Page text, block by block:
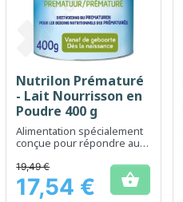
Aperçu rapide
Nutrilon Prématuré
- Lait Nourrisson en
Poudre 400 g
Alimentation spécialement
conçue pour répondre aux
nourrissons de faible poids
de naissance
Prix
19,49 €
17,54 € 